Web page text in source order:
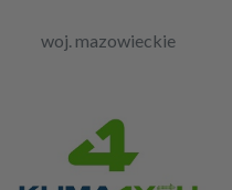
woj. mazowieckie